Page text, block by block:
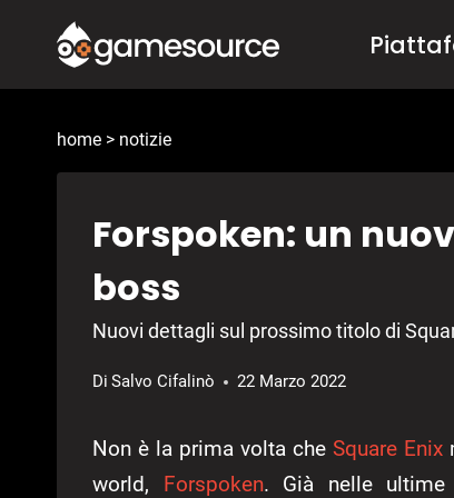
contenuto
home > notizie
Forspoken: un
boss
Nuovi dettagli sul prossimo titolo di
Di Salvo Cifalinò 22 Marzo 2022
Non è la prima volta che Square Enix
world, Forspoken. Già nelle